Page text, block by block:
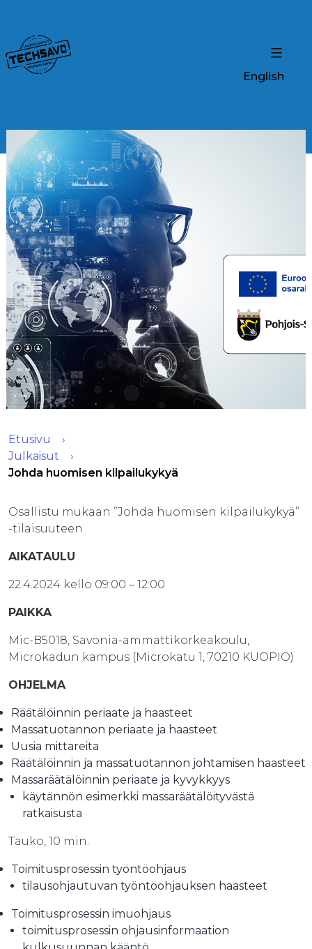
English
Etusivu
Julkaisut
Johda huomisen kilpailukykyä
Osallistu mukaan ”Johda huomisen kilpailukykyä”
-tilaisuuteen
AIKATAULU​
22.4.2024 kello 09:00 – 12:00
PAIKKA
Mic-B5018, Savonia-ammattikorkeakoulu,
Microkadun kampus (Microkatu 1, 70210 KUOPIO)
OHJELMA
Räätälöinnin periaate ja haasteet
Massatuotannon periaate ja haasteet
Uusia mittareita
Räätälöinnin ja massatuotannon johtamisen haasteet
Massaräätälöinnin periaate ja kyvykkyys
käytännön esimerkki massaräätälöityvästä
ratkaisusta
Tauko, 10 min.
Toimitusprosessin työntöohjaus
tilausohjautuvan työntöohjauksen haasteet
Toimitusprosessin imuohjaus
toimitusprosessin ohjausinformaation